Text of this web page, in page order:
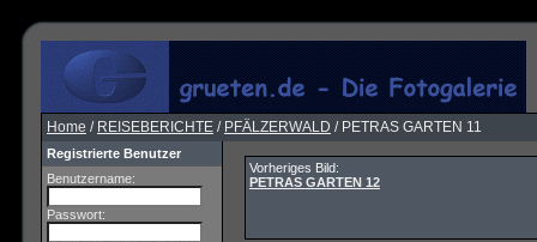
Home / REISEBERICHTE / PFÄLZERWALD / PETRAS GARTEN 11
Registrierte Benutzer
Benutzername:
Passwort:
Vorheriges Bild:
PETRAS GARTEN 12